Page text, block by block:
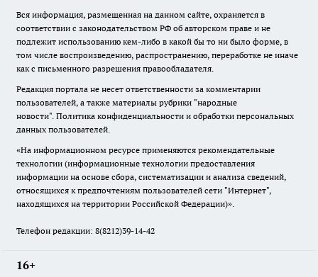
Вся информация, размещенная на данном сайте, охраняется в
соответствии с законодательством РФ об авторском праве и не
подлежит использованию кем-либо в какой бы то ни было форме, в
том числе воспроизведению, распространению, переработке не иначе
как с письменного разрешения правообладателя.
Редакция портала не несет ответственности за комментарии
пользователей, а также материалы рубрики "народные
новости". Политика конфиденциальности и обработки персональных
данных пользователей.
«На информационном ресурсе применяются рекомендательные
технологии (информационные технологии предоставления
информации на основе сбора, систематизации и анализа сведений,
относящихся к предпочтениям пользователей сети "Интернет",
находящихся на территории Российской Федерации)».
Телефон редакции: 8(8212)39-14-42
16+